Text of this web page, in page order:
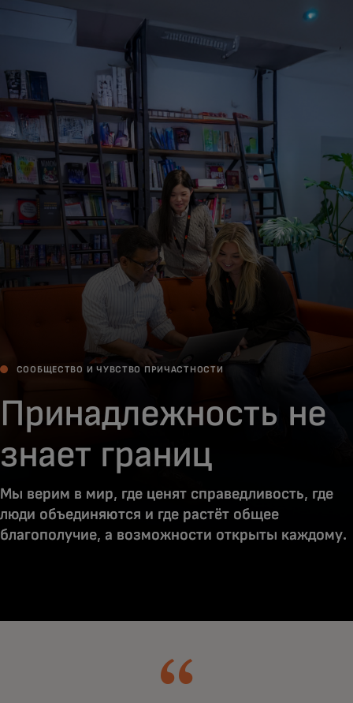
Для вас
Для бизнеса
Для всего мира
Для новаторов
Новости и тренды
СООБЩЕСТВО И ЧУВСТВО ПРИЧАСТНОСТИ
Принадлежность не
знает границ
Мы верим в мир, где ценят справедливость, где
люди объединяются и где растёт общее
благополучие, а возможности открыты каждому.